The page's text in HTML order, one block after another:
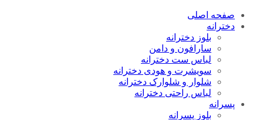
صفحه اصلی
دخترانه
بلوز دخترانه
سارافون و دامن
لباس ست دخترانه
سویشرت و هودی دخترانه
شلوار و شلوارک دخترانه
لباس راحتی دخترانه
پسرانه
بلوز پسرانه